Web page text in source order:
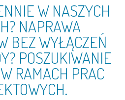
W NASZYCH
NAPRAWA
BEZ WYŁĄCZEŃ
POSZUKIWANIE
RAMACH PRAC